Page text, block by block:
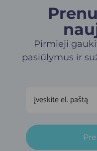
Pirmieji
pasiūlymus ir